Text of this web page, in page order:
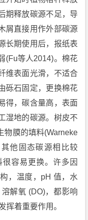
期释放碳源不足，导
屑直接用作外部碳源
长期使用后，报纸表
(Fu等人2014)。棉花
维表面光滑，不适合
砾石固定，更换棉花
得，碳含量高，表面
湿地的碳源。树皮不
物膜的填料(Warneke
他固态碳源相比较
容易更换。许多因
，温度，pH 值，水
解氧 (DO)，都影响
挥着重要作用。